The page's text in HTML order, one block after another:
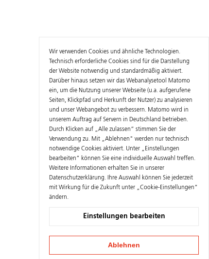
Wir verwenden Cookies und ähnliche Technologien.
Technisch erforderliche Cookies sind für die Darstellung
der Website notwendig und standardmäßig aktiviert.
Darüber hinaus setzen wir das Webanalysetool Matomo
ein, um die Nutzung unserer Webseite (u.a. aufgerufene
Seiten, Klickpfad und Herkunft der Nutzer) zu analysieren
und unser Webangebot zu verbessern. Matomo wird in
unserem Auftrag auf Servern in Deutschland betrieben.
Durch Klicken auf „Alle zulassen“ stimmen Sie der
Verwendung zu. Mit „Ablehnen" werden nur technisch
notwendige Cookies aktiviert. Unter „Einstellungen
bearbeiten“ können Sie eine individuelle Auswahl treffen.
Weitere Informationen erhalten Sie in unserer
Datenschutzerklärung. Ihre Auswahl können Sie jederzeit
mit Wirkung für die Zukunft unter „Cookie-Einstellungen“
ändern.
Einstellungen bearbeiten
Ablehnen